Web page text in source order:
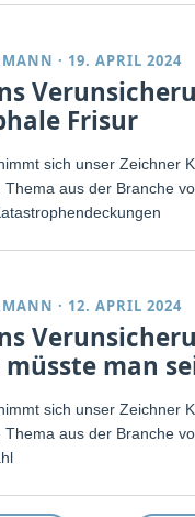
· 19. APRIL 2024
Frisur
sich unser Zeichner
Thema aus der Branche
· 12. APRIL 2024
man
sich unser Zeichner
aus der Branche